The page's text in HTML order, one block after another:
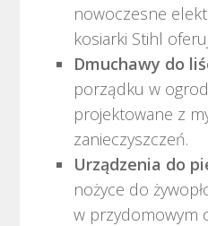
nowoczesne
kosiarki Stihl
Dmuchawy do
porządku w
projektowane z
zanieczyszczeń.
Urządzenia do
nożyce do
w przydomowym